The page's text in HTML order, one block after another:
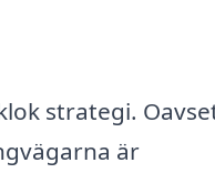
strategi.
är